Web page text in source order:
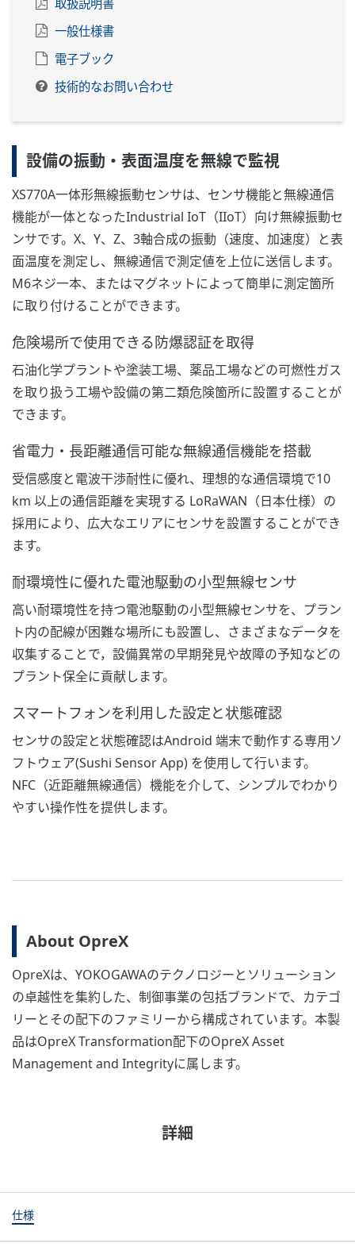
取扱説明書
一般仕様書
電子ブック
技術的なお問い合わせ
設備の振動・表面温度を無線で監視
XS770A一体形無線振動センサは、センサ機能と無線通信
機能が一体となったIndustrial IoT（IIoT）向け無線振動セ
ンサです。X、Y、Z、3軸合成の振動（速度、加速度）と表
面温度を測定し、無線通信で測定値を上位に送信します。
M6ネジ一本、またはマグネットによって簡単に測定箇所
に取り付けることができます。
危険場所で使用できる防爆認証を取得
石油化学プラントや塗装工場、薬品工場などの可燃性ガス
を取り扱う工場や設備の第二類危険箇所に設置することが
できます。
省電力・長距離通信可能な無線通信機能を搭載
受信感度と電波干渉耐性に優れ、理想的な通信環境で10
km 以上の通信距離を実現する LoRaWAN（日本仕様）の
採用により、広大なエリアにセンサを設置することができ
ます。
耐環境性に優れた電池駆動の小型無線センサ
高い耐環境性を持つ電池駆動の小型無線センサを、プラン
ト内の配線が困難な場所にも設置し、さまざまなデータを
収集することで，設備異常の早期発見や故障の予知などの
プラント保全に貢献します。
スマートフォンを利用した設定と状態確認
センサの設定と状態確認はAndroid 端末で動作する専用ソ
フトウェア(Sushi Sensor App) を使用して行います。
NFC（近距離無線通信）機能を介して、シンプルでわかり
やすい操作性を提供します。
About OpreX
OpreXは、YOKOGAWAのテクノロジーとソリューション
の卓越性を集約した、制御事業の包括ブランドで、カテゴ
リーとその配下のファミリーから構成されています。本製
品はOpreX Transformation配下のOpreX Asset
Management and Integrityに属します。
詳細
仕様